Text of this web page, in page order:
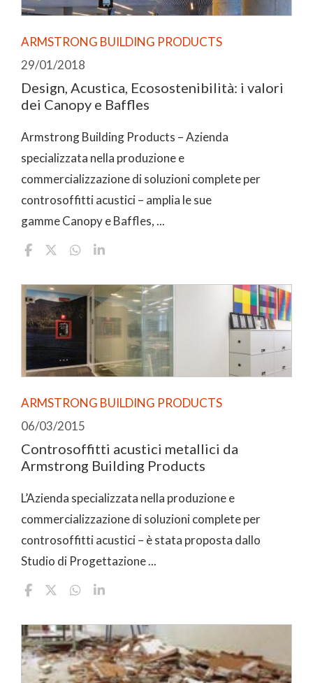
ARMSTRONG BUILDING PRODUCTS
29/01/2018
Design, Acustica, Ecosostenibilità: i valori
dei Canopy e Baffles
Armstrong Building Products – Azienda
specializzata nella produzione e
commercializzazione di soluzioni complete per
controsoffitti acustici – amplia le sue
gamme Canopy e Baffles, ...
ARMSTRONG BUILDING PRODUCTS
06/03/2015
Controsoffitti acustici metallici da
Armstrong Building Products
L’Azienda specializzata nella produzione e
commercializzazione di soluzioni complete per
controsoffitti acustici – è stata proposta dallo
Studio di Progettazione ...